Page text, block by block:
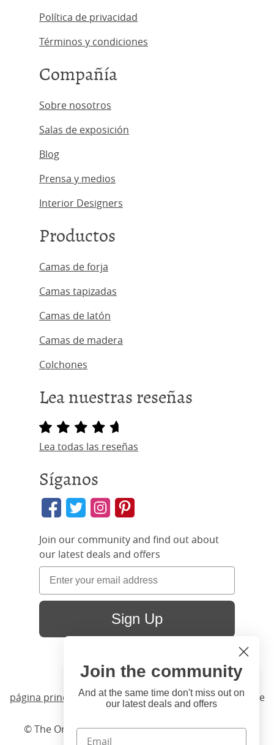
Política de privacidad
Términos y condiciones
Compañía
Sobre nosotros
Salas de exposición
Blog
Prensa y medios
Interior Designers
Productos
Camas de forja
Camas tapizadas
Camas de latón
Camas de madera
Colchones
Lea nuestras reseñas
Lea todas las reseñas
Síganos
Join our community and find out about
our latest deals and offers
Sign Up
página principal/ Productos / Camas/Madera/ Bronte
© The Original Bedstead Co. (2026) Company No.
Hi
You're visiting us from United
States. Would you like to visit
our United States website?
Close
Join the community
And at the same time don't miss out on
our latest deals and offers